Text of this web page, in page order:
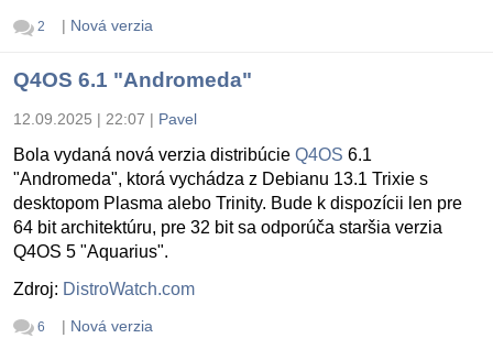
2 | Nová verzia
Q4OS 6.1 "Andromeda"
12.09.2025 | 22:07 | Pavel
Bola vydaná nová verzia distribúcie Q4OS 6.1
"Andromeda", ktorá vychádza z Debianu 13.1 Trixie s
desktopom Plasma alebo Trinity. Bude k dispozícii len pre
64 bit architektúru, pre 32 bit sa odporúča staršia verzia
Q4OS 5 "Aquarius".
Zdroj: DistroWatch.com
6 | Nová verzia